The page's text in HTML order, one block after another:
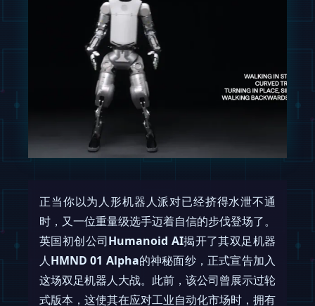
正当你以为人形机器人派对已经挤得水泄不通
时，又一位重量级选手迈着自信的步伐登场了。
英国初创公司Humanoid AI揭开了其双足机器
人HMND 01 Alpha的神秘面纱，正式宣告加入
这场双足机器人大战。此前，该公司曾展示过轮
式版本，这使其在应对工业自动化市场时，拥有